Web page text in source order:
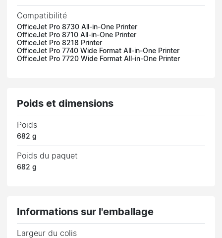
Compatibilité
OfficeJet Pro 8730 All-in-One Printer
OfficeJet Pro 8710 All-in-One Printer
OfficeJet Pro 8218 Printer
OfficeJet Pro 7740 Wide Format All-in-One Printer
OfficeJet Pro 7720 Wide Format All-in-One Printer
Poids et dimensions
Poids
682 g
Poids du paquet
682 g
Informations sur l'emballage
Largeur du colis